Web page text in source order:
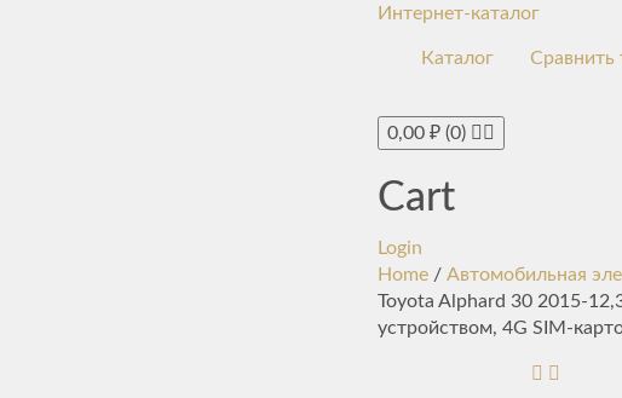
Интернет-каталог
Каталог Сравнить
0,00 ₽ (0)
Cart
Login
Home / Автомобильная
Toyota Alphard 30 2015-
устройством, 4G SIM-